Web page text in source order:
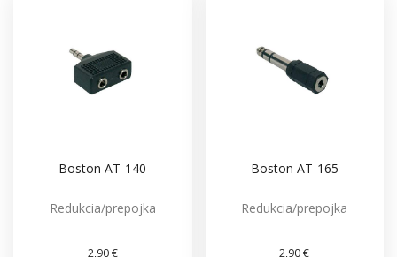
Boston AT-140
Redukcia/prepojka
2,90 €
Boston AT-165
Redukcia/prepojka
2,90 €